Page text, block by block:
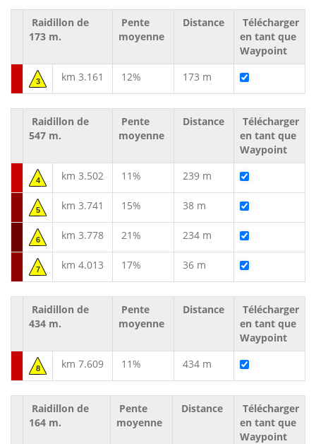
Raidillon de
173 m.
Pente
moyenne
Distance
Télécharger
en tant que
Waypoint
3 km 3.161 12% 173 m
Raidillon de
547 m.
Pente
moyenne
Distance
Télécharger
en tant que
Waypoint
4 km 3.502 11% 239 m
5 km 3.741 15% 38 m
6 km 3.778 21% 234 m
7 km 4.013 17% 36 m
Raidillon de
434 m.
Pente
moyenne
Distance
Télécharger
en tant que
Waypoint
8 km 7.609 11% 434 m
Raidillon de
164 m.
Pente
moyenne
Distance
Télécharger
en tant que
Waypoint